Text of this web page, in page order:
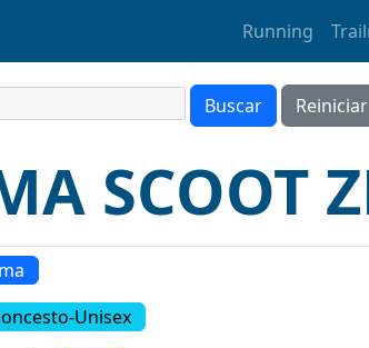
Running
SCOOT
Unisex